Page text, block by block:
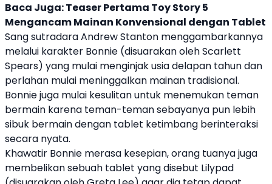
Baca Juga:Teaser Pertama Toy Story 5
Mengancam Mainan Konvensional dengan Tablet
Sang sutradara Andrew Stanton menggambarkannya
melalui karakter Bonnie (disuarakan oleh Scarlett
Spears) yang mulai menginjak usia delapan tahun dan
perlahan mulai meninggalkan mainan tradisional.
Bonnie juga mulai kesulitan untuk menemukan teman
bermain karena teman-teman sebayanya pun lebih
sibuk bermain dengan tablet ketimbang berinteraksi
secara nyata.
Khawatir Bonnie merasa kesepian, orang tuanya juga
membelikan sebuah tablet yang disebut Lilypad